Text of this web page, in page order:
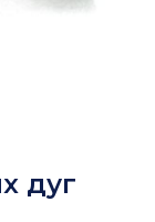
дуг